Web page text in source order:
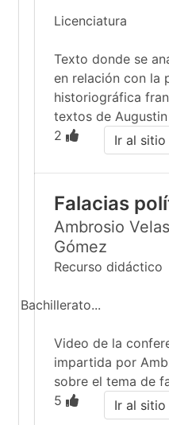
Licenciatura
Texto donde se
en relación con la
historiográfica
textos de Augustin
2
Ir al sitio
Falacias
Ambrosio
Gómez
Recurso didáctico
Bachillerato...
Video de la
impartida por
sobre el tema de
5
Ir al sitio